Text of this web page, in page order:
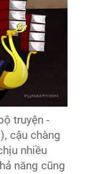
truyện -
cậu chàng
nhiều
năng cũng